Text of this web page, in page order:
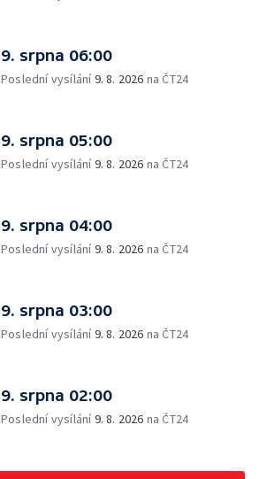
9. srpna 06:00
Poslední vysílání9. 8. 2026 na ČT24
9. srpna 05:00
Poslední vysílání9. 8. 2026 na ČT24
9. srpna 04:00
Poslední vysílání9. 8. 2026 na ČT24
9. srpna 03:00
Poslední vysílání9. 8. 2026 na ČT24
9. srpna 02:00
Poslední vysílání9. 8. 2026 na ČT24